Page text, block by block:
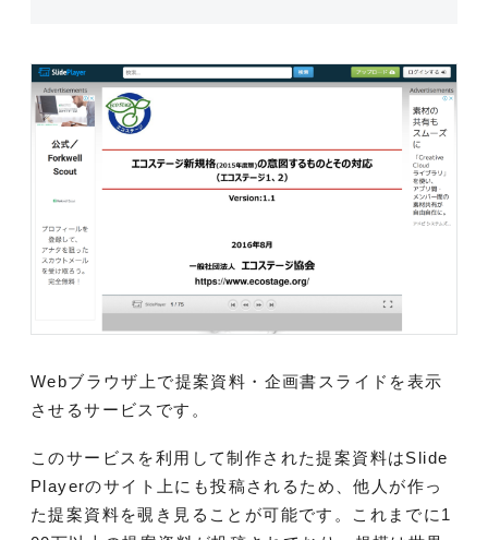
Webブラウザ上で提案資料・企画書スライドを表示
させるサービスです。
このサービスを利用して制作された提案資料はSlide
Playerのサイト上にも投稿されるため、他人が作っ
た提案資料を覗き見ることが可能です。これまでに1